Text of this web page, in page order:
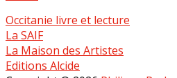
Occitanie livre et lecture
La SAIF
La Maison des Artistes
Editions Alcide